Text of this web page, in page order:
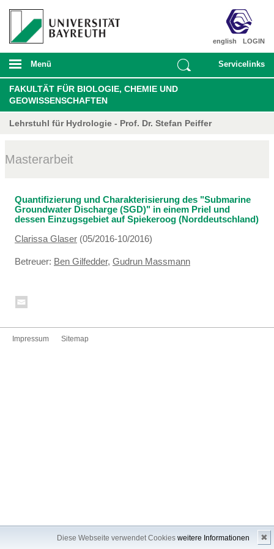
Diese Webseite verwendet Cookies weitere Informationen ✖
LOGIN
english
Menü Servicelinks
FAKULTÄT FÜR BIOLOGIE, CHEMIE UND
GEOWISSENSCHAFTEN
Lehrstuhl für Hydrologie - Prof. Dr. Stefan Peiffer
Masterarbeit
Quantifizierung und Charakterisierung des "Submarine
Groundwater Discharge (SGD)" in einem Priel und
dessen Einzugsgebiet auf Spiekeroog (Norddeutschland)
Clarissa Glaser (05/2016-10/2016)
Betreuer: Ben Gilfedder, Gudrun Massmann
Impressum Sitemap